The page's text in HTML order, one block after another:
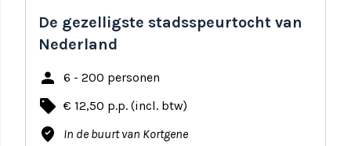
De gezelligste stadsspeurtocht van
Nederland
person 6 - 200 personen
local_offer € 12,50 p.p. (incl. btw)
where_to_vote In de buurt van Kortgene